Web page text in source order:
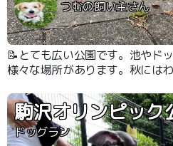
つむの飼い主さん
📝とても広い公園です。池やド
様々な場所があります。秋には
駒沢オリンピック
ドッグラン